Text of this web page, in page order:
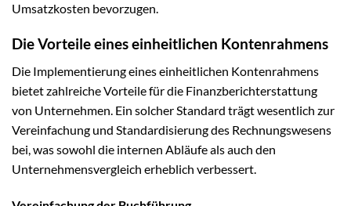
Umsatzkosten bevorzugen.
Die Vorteile eines einheitlichen Kontenrahmens
Die Implementierung eines einheitlichen Kontenrahmens
bietet zahlreiche Vorteile für die Finanzberichterstattung
von Unternehmen. Ein solcher Standard trägt wesentlich zur
Vereinfachung und Standardisierung des Rechnungswesens
bei, was sowohl die internen Abläufe als auch den
Unternehmensvergleich erheblich verbessert.